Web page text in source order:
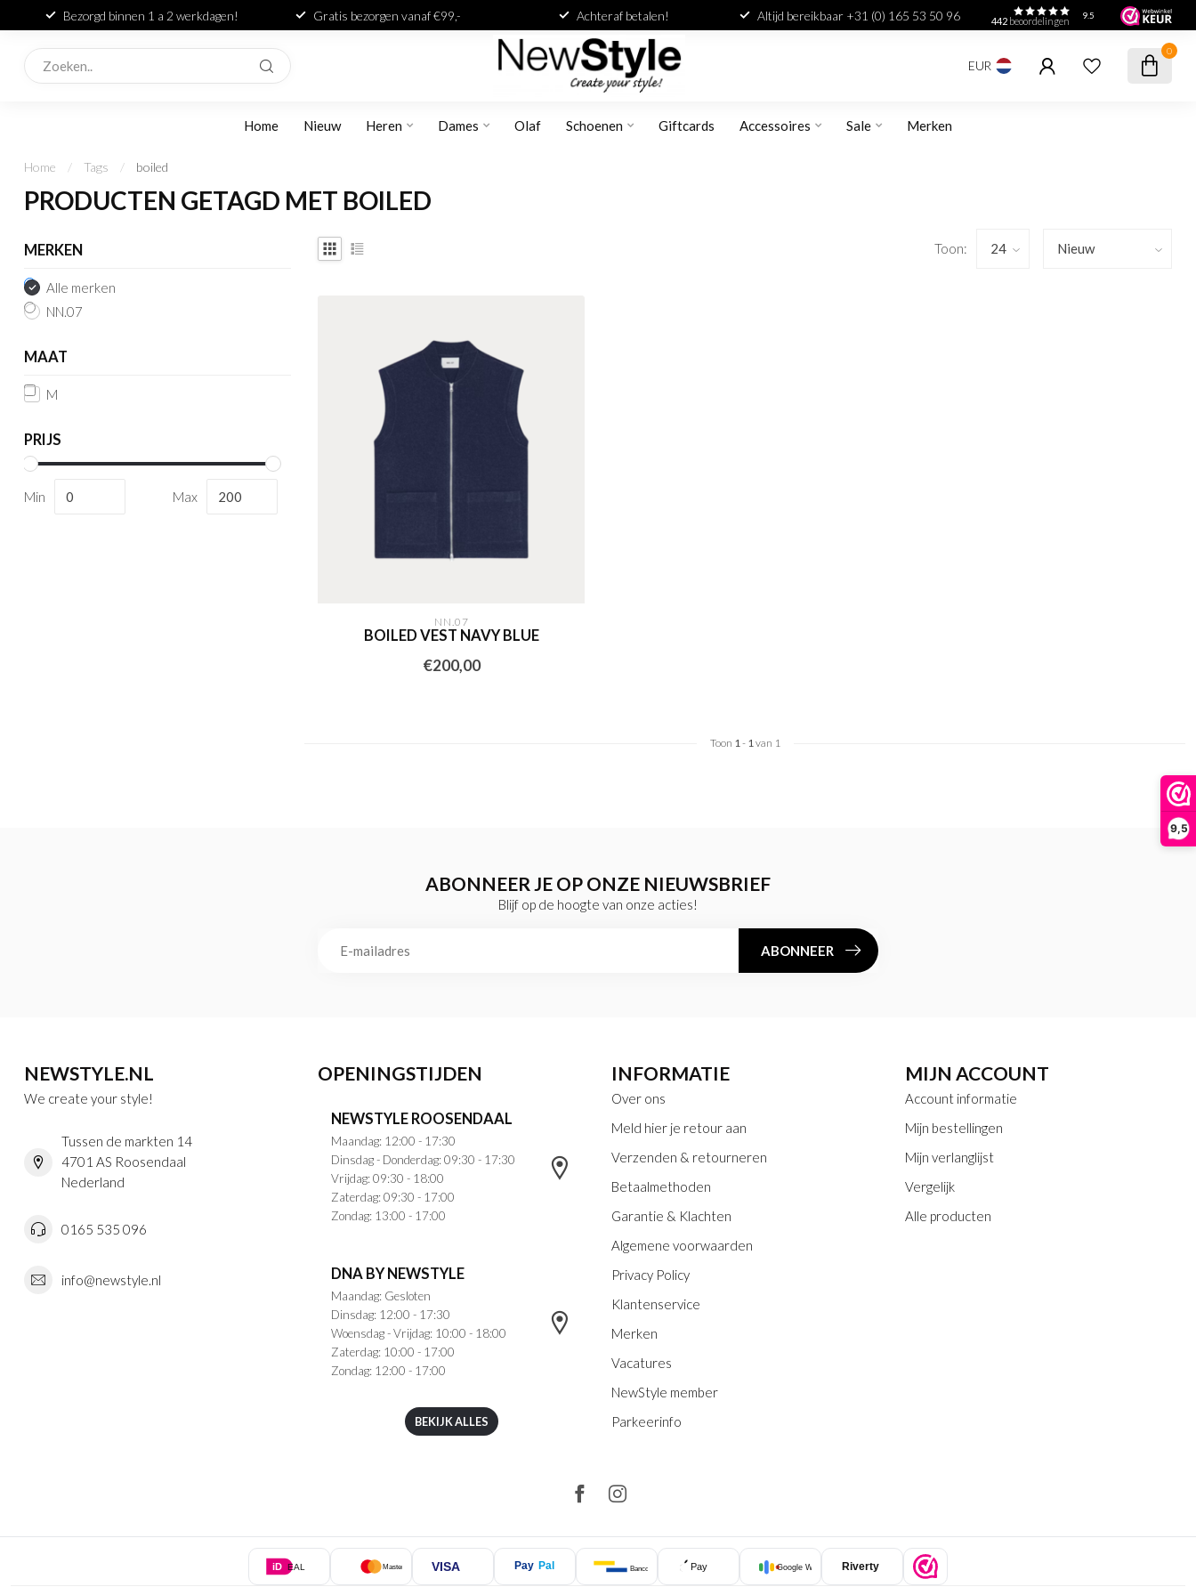
9,5
Bezorgd binnen 1 a 2 werkdagen! Gratis bezorgen vanaf €99,- Achteraf betalen! Altijd bereikbaar +31 (0) 165 53 50 96 442beoordelingen
9.5
EUR
0
Home Nieuw Heren Dames Olaf Schoenen Giftcards Accessoires Sale Merken
Home / Tags / boiled
PRODUCTEN GETAGD MET BOILED
MERKEN
Alle merken
NN.07
MAAT
M
PRIJS
Min Max
Toon:
NN.07
BOILED VEST NAVY BLUE
€200,00
Toon 1- 1van 1
ABONNEER JE OP ONZE NIEUWSBRIEF
Blijf op de hoogte van onze acties!
ABONNEER
NEWSTYLE.NL
We create your style!
Tussen de markten 14
4701 AS Roosendaal
Nederland
0165 535 096
info@newstyle.nl
OPENINGSTIJDEN
NEWSTYLE ROOSENDAAL
Maandag: 12:00 - 17:30
Dinsdag - Donderdag: 09:30 - 17:30
Vrijdag: 09:30 - 18:00
Zaterdag: 09:30 - 17:00
Zondag: 13:00 - 17:00
DNA BY NEWSTYLE
Maandag: Gesloten
Dinsdag: 12:00 - 17:30
Woensdag - Vrijdag: 10:00 - 18:00
Zaterdag: 10:00 - 17:00
Zondag: 12:00 - 17:00
BEKIJK ALLES
INFORMATIE
Over ons
Meld hier je retour aan
Verzenden & retourneren
Betaalmethoden
Garantie & Klachten
Algemene voorwaarden
Privacy Policy
Klantenservice
Merken
Vacatures
NewStyle member
Parkeerinfo
MIJN ACCOUNT
Account informatie
Mijn bestellingen
Mijn verlanglijst
Vergelijk
Alle producten
iD EAL Mastercard VISA Pay Pal Bancontact Pay Google Wallet Riverty